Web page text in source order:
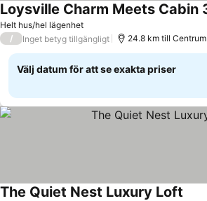
Helt hus/hel lägenhet
/ Inget betyg tillgängligt 24.8 km till Centrum
Välj datum för att se exakta priser
The Quiet Nest Luxury Loft